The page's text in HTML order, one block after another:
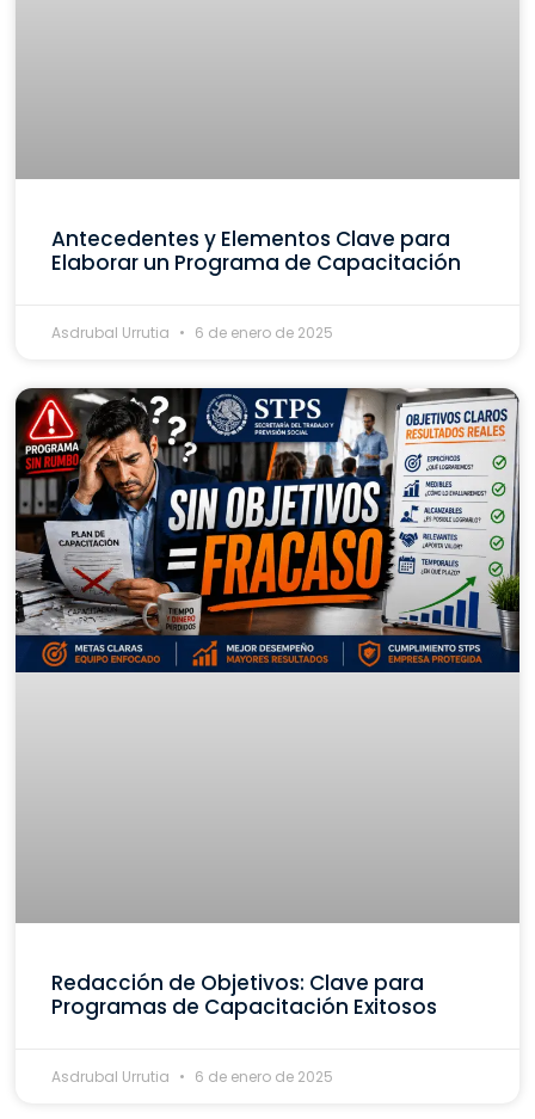
Antecedentes y Elementos Clave para
Elaborar un Programa de Capacitación
Asdrubal Urrutia 6 de enero de 2025
Redacción de Objetivos: Clave para
Programas de Capacitación Exitosos
Asdrubal Urrutia 6 de enero de 2025